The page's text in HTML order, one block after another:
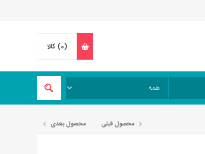
(0) کالا
محصول قبلی محصول بعدی